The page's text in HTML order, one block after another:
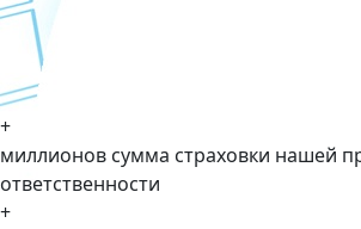
+
миллионов сумма страховки нашей
ответственности
+